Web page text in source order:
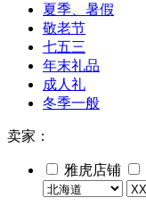
夏季、暑假
敬老节
七五三
年末礼品
成人礼
冬季一般
卖家：
雅虎店铺